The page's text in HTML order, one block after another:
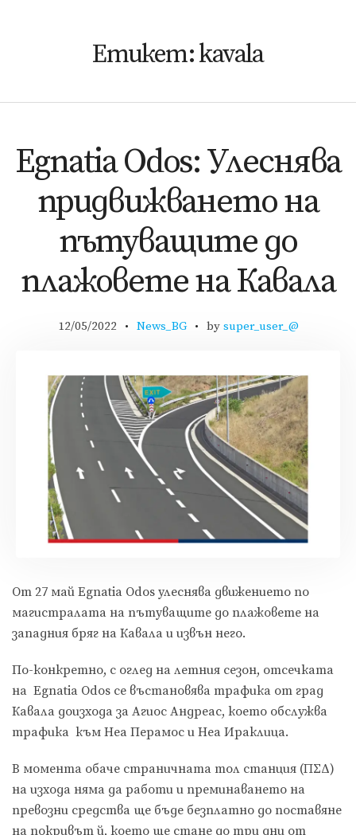
Етикет:kavala
Egnatia Odos: Улеснява
придвижването на
пътуващите до
плажовете на Кавала
12/05/2022 News_BG by super_user_@
От 27 май Egnatia Odos улеснява движението по
магистралата на пътуващите до плажовете на
западния бряг на Кавала и извън него.
По-конкретно, с оглед на летния сезон, отсечката
на Egnatia Odos се въстановява трафика от град
Кавала доизхода за Агиос Андреас, което обслужва
трафика към Неа Перамос и Неа Ираклица.
В момента обаче страничната тол станция (ΠΣΔ)
на изхода няма да работи и преминаването на
превозни средства ще бъде безплатно до поставяне
на покривът й, което ще стане до три дни от